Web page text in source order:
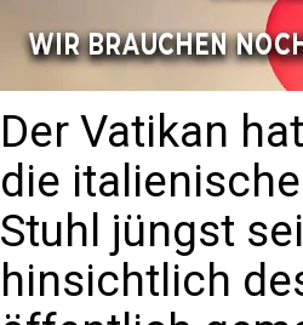
Der Vatikan
die
Stuhl jüngst
hinsichtlich